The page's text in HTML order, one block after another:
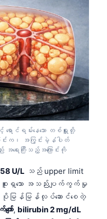
ရောင်ရမ်းနေသော တစ်ရှူးတို့
ြင်းက၊ အကြွင်းမဲ့နံပါတ်
ေးကြီးသည့်အကြောင်းကို
U/L သည် upper limit
းရှသော အသည်းပျက်ကွက်မှု
ပိုမြန်မြန်လုပ်ဆောင်စေတဲ့
ော်, bilirubin 2 mg/dL